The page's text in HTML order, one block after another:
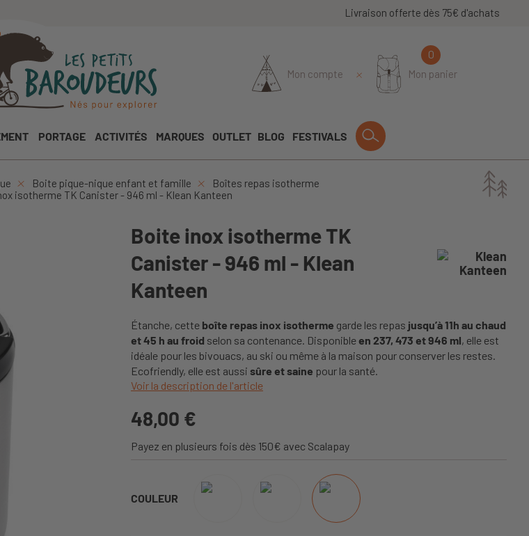
Livraison offerte dès 75€ d'achats
Mon compte Mon panier
0
PORTAGE ACTIVITÉS MARQUES OUTLET BLOG FESTIVALS
Boite pique-nique enfant et famille
Boîtes repas isotherme
isotherme TK Canister - 946 ml - Klean Kanteen
Boite inox isotherme TK
Canister - 946 ml - Klean
Kanteen
Étanche, cette boîte repas inox isotherme garde les repas jusqu’à 11h au chaud
et 45 h au froid selon sa contenance. Disponibleen 237, 473 et 946 ml, elle est
idéale pour les bivouacs, au ski ou même à la maison pour conserver les restes.
Ecofriendly, elle est aussi sûre et saine pour la santé.
Voir la description de l'article
48,00 €
Payez en plusieurs fois dès 150€ avec Scalapay
COULEUR